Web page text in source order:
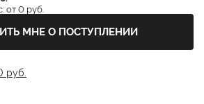
от 0 руб.
МНЕ О ПОСТУПЛЕНИИ
руб.